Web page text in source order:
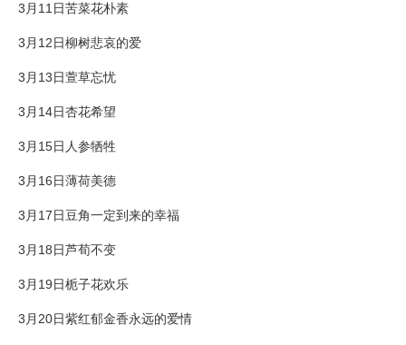
3月11日苦菜花朴素
3月12日柳树悲哀的爱
3月13日萱草忘忧
3月14日杏花希望
3月15日人参牺牲
3月16日薄荷美德
3月17日豆角一定到来的幸福
3月18日芦荀不变
3月19日栀子花欢乐
3月20日紫红郁金香永远的爱情